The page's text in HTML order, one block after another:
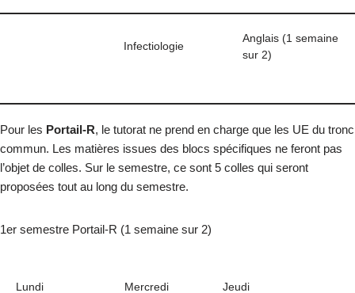
Infectiologie
Anglais (1 semaine
sur 2)
Pour les Portail-R, le tutorat ne prend en charge que les UE du tronc
commun. Les matières issues des blocs spécifiques ne feront pas
l’objet de colles. Sur le semestre, ce sont 5 colles qui seront
proposées tout au long du semestre.
1er semestre Portail-R (1 semaine sur 2)
Lundi Mercredi Jeudi